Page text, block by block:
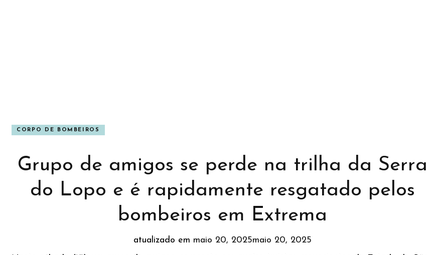
CORPO DE BOMBEIROS
Grupo de amigos se perde na trilha da Serra
do Lopo e é rapidamente resgatado pelos
bombeiros em Extrema
atualizado em maio 20, 2025maio 20, 2025